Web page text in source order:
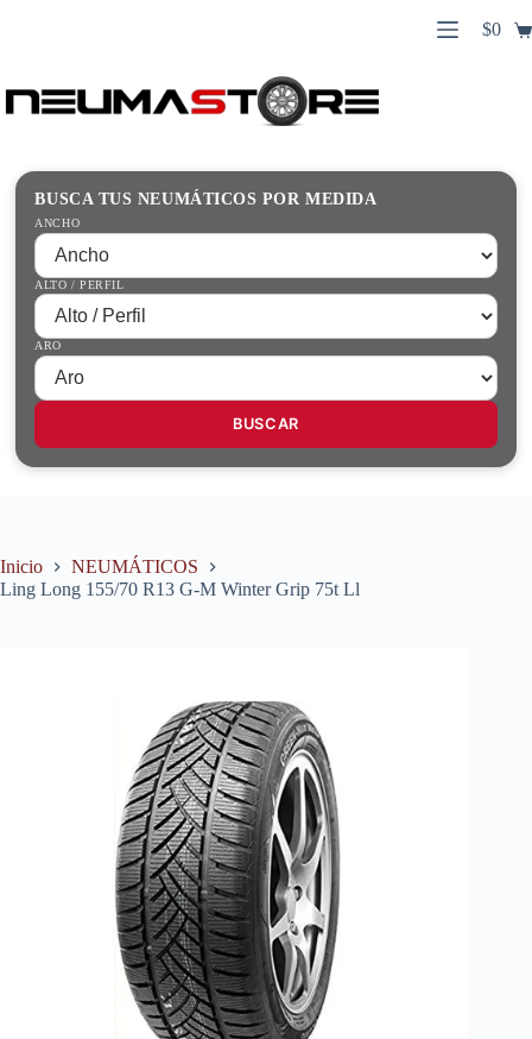
productosInicio
Guías Prácticas
Tienda
Carro
$0
BUSCA TUS NEUMÁTICOS POR MEDIDA
ANCHO
ALTO / PERFIL
ARO
BUSCAR
Inicio
NEUMÁTICOS
Ling Long 155/70 R13 G-M Winter Grip 75t Ll